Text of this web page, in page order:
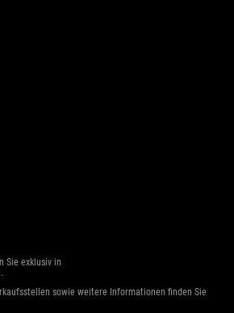
Sie exklusiv in
sowie weitere Informationen finden Sie